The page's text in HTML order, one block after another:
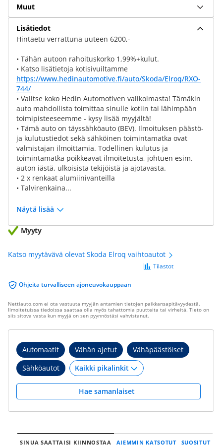
Muut
Lisätiedot
Hintaetu verrattuna uuteen 6200,-
• Tähän autoon rahoituskorko 1,99%+kulut.
• Katso lisätietoja kotisivuiltamme
https://www.hedinautomotive.fi/auto/Skoda/Elroq/RXO-
744/
• Valitse koko Hedin Automotiven valikoimasta! Tämäkin
auto mahdollista toimittaa sinulle kotiin tai lähimpään
toimipisteeseemme - kysy lisää myyjältä!
• Tämä auto on täyssähköauto (BEV). Ilmoituksen päästö-
ja kulutustiedot sekä sähköinen toimintamatka ovat
valmistajan ilmoittamia. Todellinen kulutus ja
toimintamatka poikkeavat ilmoitetusta, johtuen esim.
auton iästä, ulkoisista tekijöistä ja ajotavasta.
• 2 x renkaat alumiinivanteilla
• Talvirenkaina...
Näytä lisää
Myyty
Katso myytävävä olevat Skoda Elroq vaihtoautot
Ohjeita turvalliseen ajoneuvokauppaan
Tilastot
Nettiauto.com ei ota vastuuta myyjän antamien tietojen paikkansapitävyydestä.
Ilmoitetuissa tiedoissa saattaa olla myös tahattomia puutteita tai virheitä. Tieto on
siis sitova vasta kun myyjä on sen pyynnöstäsi vahvistanut.
Automaatit Vähän ajetut
Vähäpäästöiset
Sähköautot
Hae samanlaiset
SINUA SAATTAISI KIINNOSTAA AIEMMIN KATSOTUT SUOSITUT